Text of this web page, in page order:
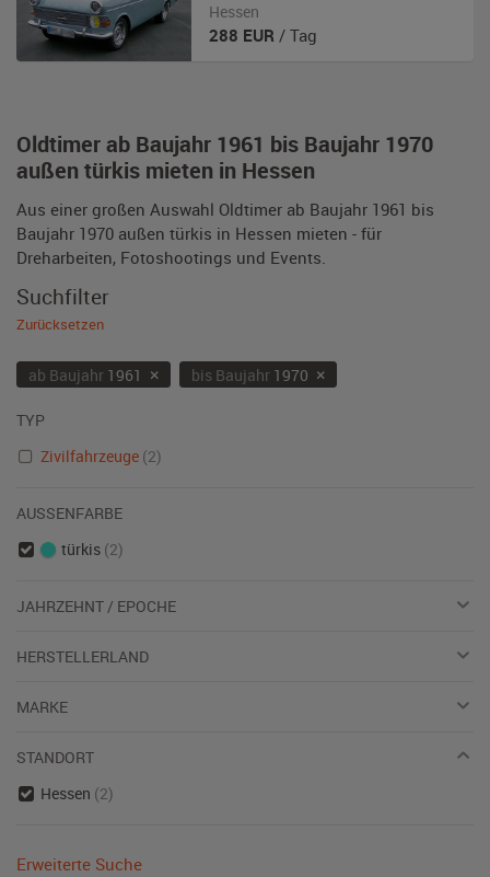
Oldtimer ab Baujahr 1961 bis Baujahr 1970
außen türkis mieten in Hessen
Aus einer großen Auswahl Oldtimer ab Baujahr 1961 bis
Baujahr 1970 außen türkis in Hessen mieten - für
Dreharbeiten, Fotoshootings und Events.
Hessen
288 EUR / Tag
Suchfilter
Zurücksetzen
ab Baujahr1961 × bis Baujahr1970 ×
TYP
Zivilfahrzeuge (2)
AUSSENFARBE
türkis (2)
JAHRZEHNT / EPOCHE
HERSTELLERLAND
MARKE
STANDORT
Hessen (2)
Erweiterte Suche